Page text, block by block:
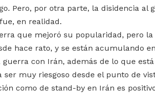
Pero, por otra parte, la disidencia al
en realidad.
que mejoró su popularidad, pero la
hace rato, y se están acumulando
con Irán, además de lo que
muy riesgoso desde el punto de
como de stand-by en Irán es